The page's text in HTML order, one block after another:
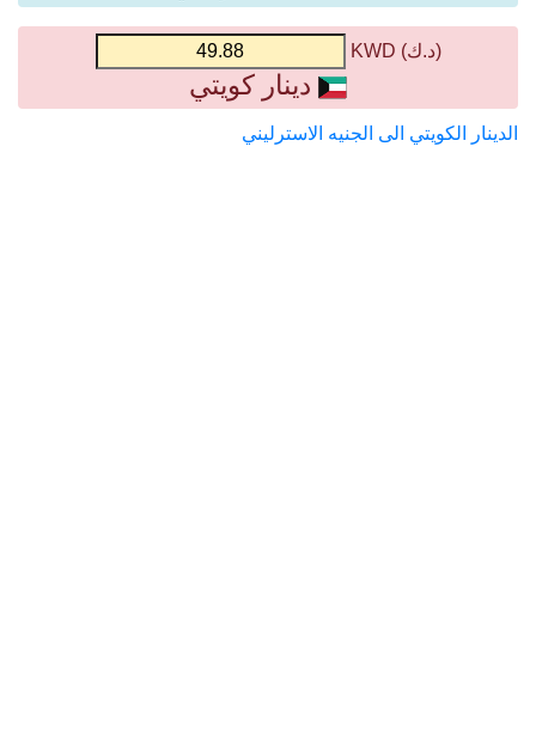
(د.ك) KWD
دينار كويتي
الدينار الكويتي الى الجنيه الاسترليني